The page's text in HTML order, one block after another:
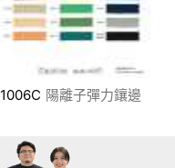
1006C 陽離子彈力鑲邊